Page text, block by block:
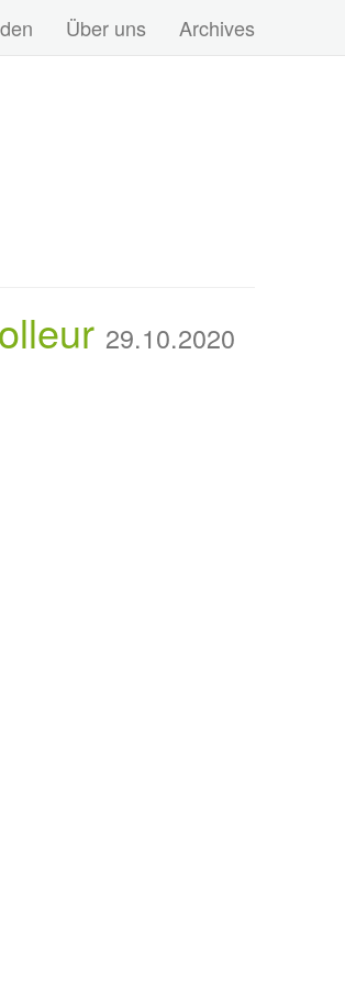
Über uns Archives
29.10.2020